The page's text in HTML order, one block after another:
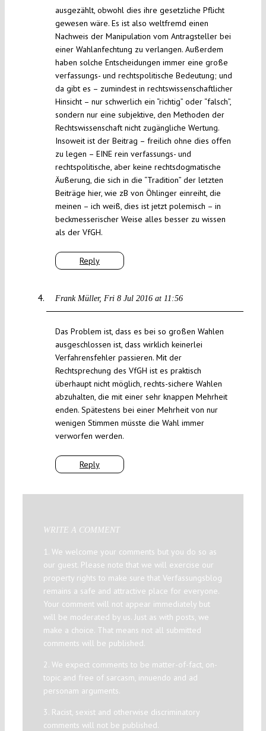
Reply
ausgezählt, obwohl dies ihre gesetzliche Pflicht
gewesen wäre. Es ist also weltfremd einen
Nachweis der Manipulation vom Antragsteller bei
einer Wahlanfechtung zu verlangen. Außerdem
haben solche Entscheidungen immer eine große
verfassungs- und rechtspolitische Bedeutung; und
da gibt es – zumindest in rechtswissenschaftlicher
Hinsicht – nur schwerlich ein “richtig” oder “falsch”,
sondern nur eine subjektive, den Methoden der
Rechtswissenschaft nicht zugängliche Wertung.
Insoweit ist der Beitrag – freilich ohne dies offen
zu legen – EINE rein verfassungs- und
rechtspolitische, aber keine rechtsdogmatische
Äußerung, die sich in die “Tradition” der letzten
Beiträge hier, wie zB von Öhlinger einreiht, die
meinen – ich weiß, dies ist jetzt polemisch – in
beckmesserischer Weise alles besser zu wissen
als der VfGH.
Frank Müller Fri 8 Jul 2016 at 11:56
Reply
Das Problem ist, dass es bei so großen Wahlen
ausgeschlossen ist, dass wirklich keinerlei
Verfahrensfehler passieren. Mit der
Rechtsprechung des VfGH ist es praktisch
überhaupt nicht möglich, rechts-sichere Wahlen
abzuhalten, die mit einer sehr knappen Mehrheit
enden. Spätestens bei einer Mehrheit von nur
wenigen Stimmen müsste die Wahl immer
verworfen werden.
WRITE A COMMENT
1. We welcome your comments but you do so as
our guest. Please note that we will exercise our
property rights to make sure that Verfassungsblog
remains a safe and attractive place for everyone.
Your comment will not appear immediately but
will be moderated by us. Just as with posts, we
make a choice. That means not all submitted
comments will be published.
2. We expect comments to be matter-of-fact, on-
topic and free of sarcasm, innuendo and ad
personam arguments.
3. Racist, sexist and otherwise discriminatory
comments will not be published.